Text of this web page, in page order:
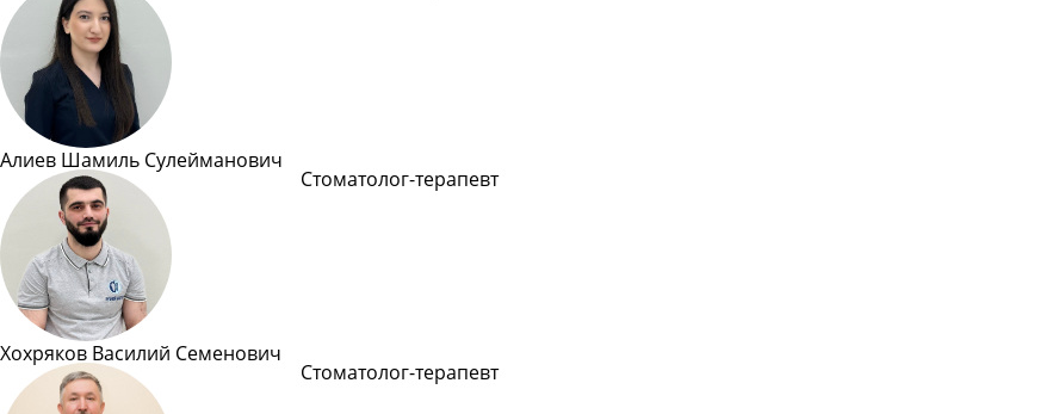
Алиев Шамиль Сулейманович
Стоматолог-терапевт
Хохряков Василий Семенович
Стоматолог-терапевт